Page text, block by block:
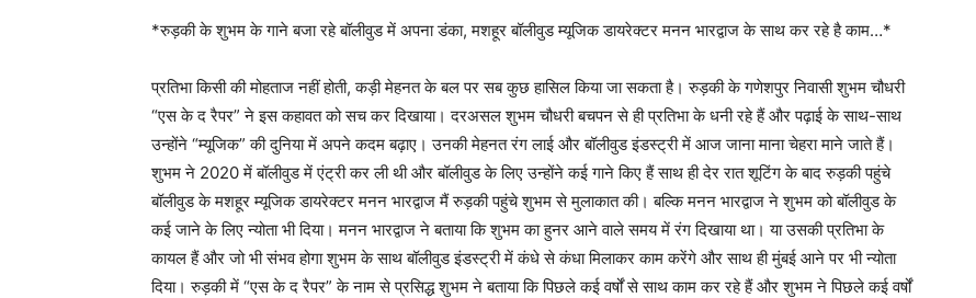
*रुड़की के शुभम के गाने बजा रहे बॉलीवुड में अपना डंका, मशहूर बॉलीवुड म्यूजिक डायरेक्टर मनन भारद्वाज के साथ कर रहे है काम…*
प्रतिभा किसी की मोहताज नहीं होती, कड़ी मेहनत के बल पर सब कुछ हासिल किया जा सकता है। रुड़की के गणेशपुर निवासी शुभम चौधरी
“एस के द रैपर” ने इस कहावत को सच कर दिखाया। दरअसल शुभम चौधरी बचपन से ही प्रतिभा के धनी रहे हैं और पढ़ाई के साथ-साथ
उन्होंने “म्यूजिक” की दुनिया में अपने कदम बढ़ाए। उनकी मेहनत रंग लाई और बॉलीवुड इंडस्ट्री में आज जाना माना चेहरा माने जाते हैं।
शुभम ने 2020 में बॉलीवुड में एंट्री कर ली थी और बॉलीवुड के लिए उन्होंने कई गाने किए हैं साथ ही देर रात शूटिंग के बाद रुड़की पहुंचे
बॉलीवुड के मशहूर म्यूजिक डायरेक्टर मनन भारद्वाज मैं रुड़की पहुंचे शुभम से मुलाकात की। बल्कि मनन भारद्वाज ने शुभम को बॉलीवुड के
कई जाने के लिए न्योता भी दिया। मनन भारद्वाज ने बताया कि शुभम का हुनर आने वाले समय में रंग दिखाया था। या उसकी प्रतिभा के
कायल हैं और जो भी संभव होगा शुभम के साथ बॉलीवुड इंडस्ट्री में कंधे से कंधा मिलाकर काम करेंगे और साथ ही मुंबई आने पर भी न्योता
दिया। रुड़की में “एस के द रैपर” के नाम से प्रसिद्ध शुभम ने बताया कि पिछले कई वर्षों से साथ काम कर रहे हैं और शुभम ने पिछले कई वर्षों